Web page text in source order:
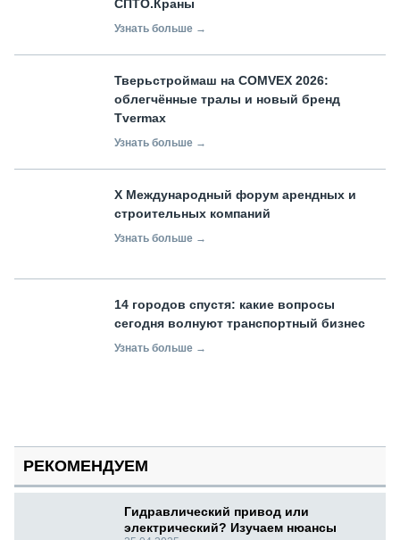
СПТО.Краны
Узнать больше →
Тверьстроймаш на COMVEX 2026:
облегчённые тралы и новый бренд
Tvermax
Узнать больше →
X Международный форум арендных и
строительных компаний
Узнать больше →
14 городов спустя: какие вопросы
сегодня волнуют транспортный бизнес
Узнать больше →
РЕКОМЕНДУЕМ
Гидравлический привод или
электрический? Изучаем нюансы